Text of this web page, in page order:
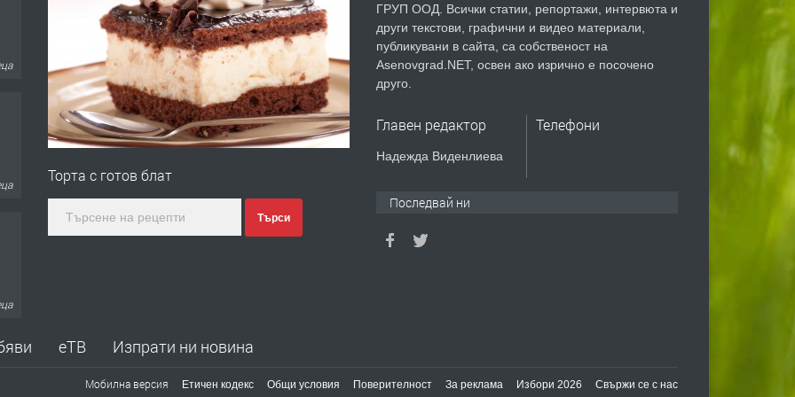
Торта с готов блат
Търси
ГРУП ООД. Всички статии, репортажи, интервюта и
други текстови, графични и видео материали,
публикувани в сайта, са собственост на
Asenovgrad.NET, освен ако изрично е посочено
друго.
Главен редактор
Надежда Виденлиева
Телефони
Последвай ни
еТВ Изпрати ни новина
Мобилна версия Етичен кодекс Общи условия Поверителност За реклама Избори 2026 Свържи се с нас